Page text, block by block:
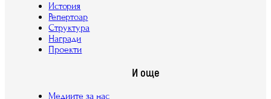
История
Репертоар
Структура
Награди
Проекти
И още
Медиите за нас